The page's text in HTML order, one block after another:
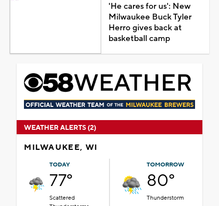
'He cares for us': New
Milwaukee Buck Tyler
Herro gives back at
basketball camp
WEATHER ALERTS (2)
MILWAUKEE, WI
TODAY
77°
Scattered
TOMORROW
80°
Thunderstorm